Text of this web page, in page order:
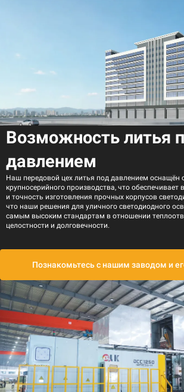
Возможность литья
давлением
Наш передовой цех литья под давлением оснащён
крупносерийного производства, что
и точность изготовления прочных корпусов
что наши решения для уличного светодиодного
самым высоким стандартам в отношении
целостности и долговечности.
Познакомьтесь с нашим заводом и